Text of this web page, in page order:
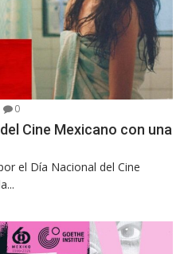
0
Cine Mexicano con una
el Día Nacional del Cine